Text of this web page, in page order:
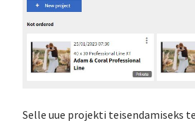
Selle uue projekti teisendamiseks